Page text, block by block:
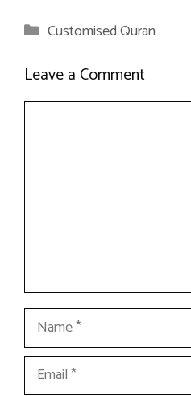
Categories
Customised Quran
Leave a Comment
Name
Email